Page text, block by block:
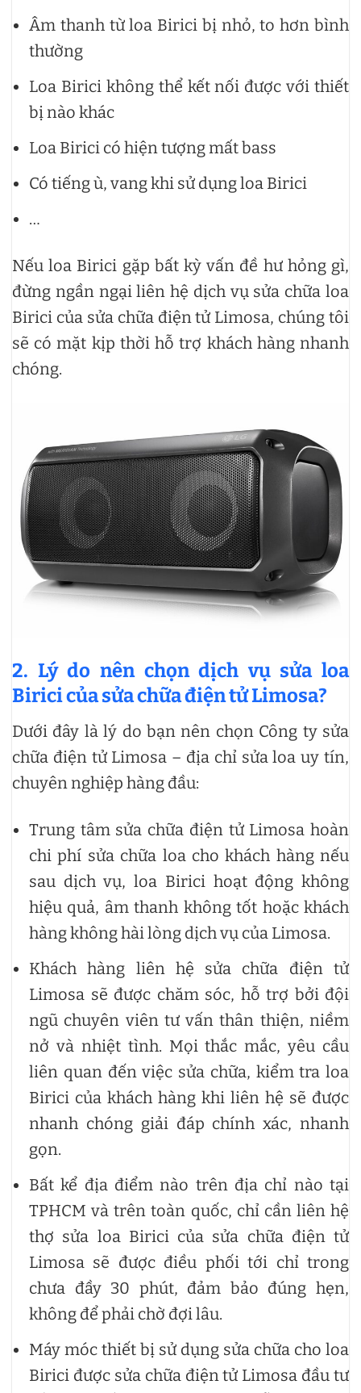
Âm thanh từ loa Birici bị nhỏ, to hơn bình
thường
Loa Birici không thể kết nối được với thiết
bị nào khác
Loa Birici có hiện tượng mất bass
Có tiếng ù, vang khi sử dụng loa Birici
…
Nếu loa Birici gặp bất kỳ vấn đề hư hỏng gì,
đừng ngần ngại liên hệ dịch vụ sửa chữa loa
Birici của sửa chữa điện tử Limosa, chúng tôi
sẽ có mặt kịp thời hỗ trợ khách hàng nhanh
chóng.
2. Lý do nên chọn dịch vụ sửa loa
Birici của sửa chữa điện tử Limosa?
Dưới đây là lý do bạn nên chọn Công ty sửa
chữa điện tử Limosa – địa chỉ sửa loa uy tín,
chuyên nghiệp hàng đầu:
Trung tâm sửa chữa điện tử Limosa hoàn
chi phí sửa chữa loa cho khách hàng nếu
sau dịch vụ, loa Birici hoạt động không
hiệu quả, âm thanh không tốt hoặc khách
hàng không hài lòng dịch vụ của Limosa.
Khách hàng liên hệ sửa chữa điện tử
Limosa sẽ được chăm sóc, hỗ trợ bởi đội
ngũ chuyên viên tư vấn thân thiện, niềm
nở và nhiệt tình. Mọi thắc mắc, yêu cầu
liên quan đến việc sửa chữa, kiểm tra loa
Birici của khách hàng khi liên hệ sẽ được
nhanh chóng giải đáp chính xác, nhanh
gọn.
Bất kể địa điểm nào trên địa chỉ nào tại
TPHCM và trên toàn quốc, chỉ cần liên hệ
thợ sửa loa Birici của sửa chữa điện tử
Limosa sẽ được điều phối tới chỉ trong
chưa đầy 30 phút, đảm bảo đúng hẹn,
không để phải chờ đợi lâu.
Máy móc thiết bị sử dụng sửa chữa cho loa
Birici được sửa chữa điện tử Limosa đầu tư